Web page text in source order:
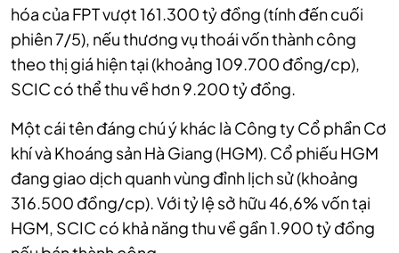
hóa của FPT vượt 161.300 tỷ đồng (tính đến cuối
phiên 7/5), nếu thương vụ thoái vốn thành công
theo thị giá hiện tại (khoảng 109.700 đồng/cp),
SCIC có thể thu về hơn 9.200 tỷ đồng.
Một cái tên đáng chú ý khác là Công ty Cổ phần Cơ
khí và Khoáng sản Hà Giang (HGM). Cổ phiếu HGM
đang giao dịch quanh vùng đỉnh lịch sử (khoảng
316.500 đồng/cp). Với tỷ lệ sở hữu 46,6% vốn tại
HGM, SCIC có khả năng thu về gần 1.900 tỷ đồng